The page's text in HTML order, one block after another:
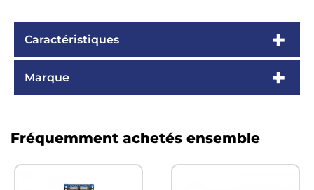
Caractéristiques
Marque
Fréquemment achetés ensemble